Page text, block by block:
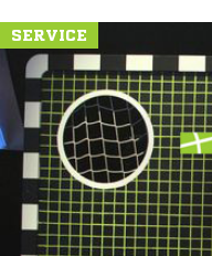
SERVICE